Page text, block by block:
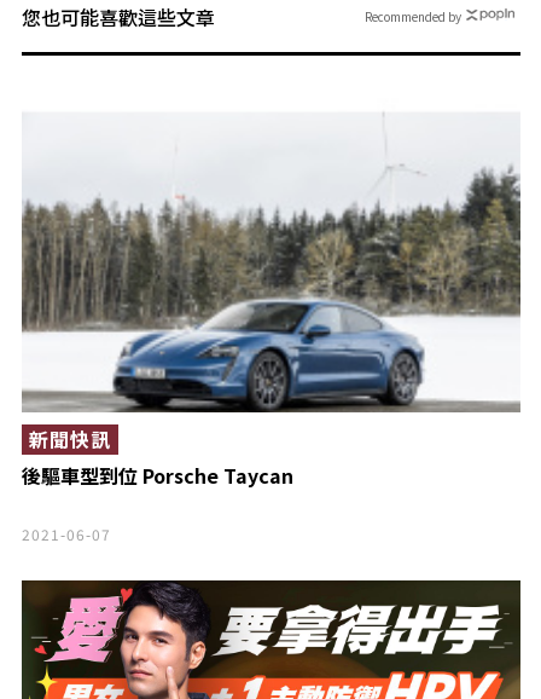
您也可能喜歡這些文章
後驅車型到位 Porsche Taycan
新聞快訊
2021-06-07
Recommended by